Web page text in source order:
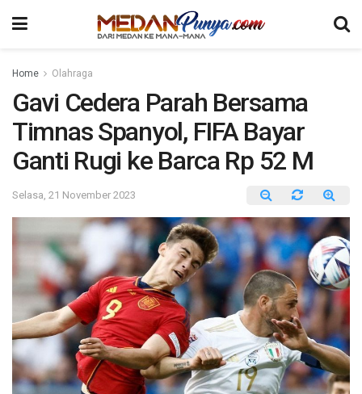
Home Olahraga
Gavi Cedera Parah Bersama
Timnas Spanyol, FIFA Bayar
Ganti Rugi ke Barca Rp 52 M
Selasa, 21 November 2023